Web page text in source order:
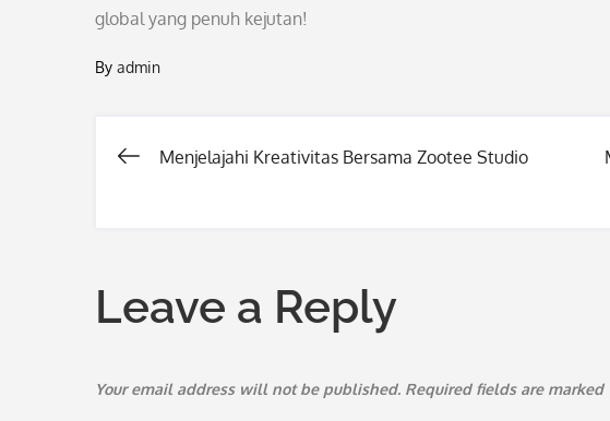
global yang penuh kejutan!
By admin
Post
Menjelajahi Kreativitas Bersama Zootee Studio
Leave a Reply
Your email address will not be published. Required fields are marked